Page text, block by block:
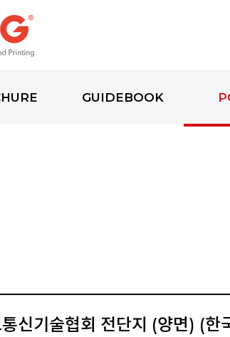
GUIDEBOOK
신기술협회 전단지 (양면) (한